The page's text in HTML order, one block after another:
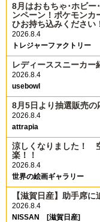
8月はおもちゃ･ホビー
ンペーン！ポケモンカ
ひお持ち込みください
2026.8.4
トレジャーファクトリー
レディーススニーカー
2026.8.4
usebowl
8月5日より抽選販売の
2026.8.4
attrapia
涼しくなりました！
楽！！
2026.8.4
世界の絵画ギャラリー
【滋賀日産】助手席
2026.8.4
NISSAN [滋賀日産]